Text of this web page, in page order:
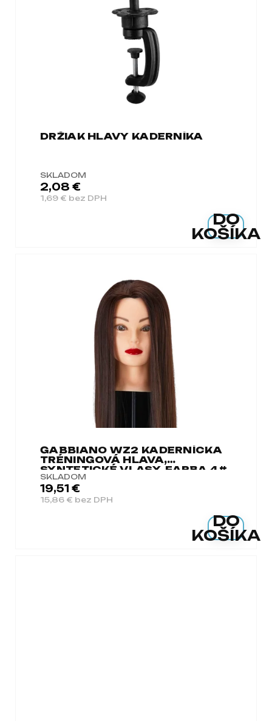
DRŽIAK HLAVY KADERNÍKA
SKLADOM
1,69 € bez DPH
2,08 €
DO
KOŠÍKA
GABBIANO WZ2 KADERNÍCKA
TRÉNINGOVÁ HLAVA,
SYNTETICKÉ VLASY, FARBA 4#,
DĹŽKA 24"
SKLADOM
15,86 € bez DPH
19,51 €
DO
KOŠÍKA